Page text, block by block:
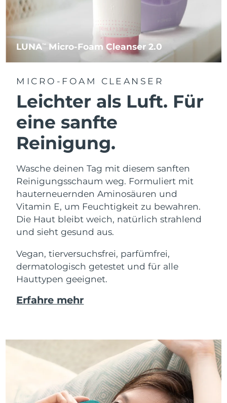
LUNATM Micro-Foam Cleanser 2.0
MICRO-FOAM CLEANSER
Leichter als Luft. Für
eine sanfte
Reinigung.
Wasche deinen Tag mit diesem sanften
Reinigungsschaum weg. Formuliert mit
hauterneuernden Aminosäuren und
Vitamin E, um Feuchtigkeit zu bewahren.
Die Haut bleibt weich, natürlich strahlend
und sieht gesund aus.
Vegan, tierversuchsfrei, parfümfrei,
dermatologisch getestet und für alle
Hauttypen geeignet.
Erfahre mehr